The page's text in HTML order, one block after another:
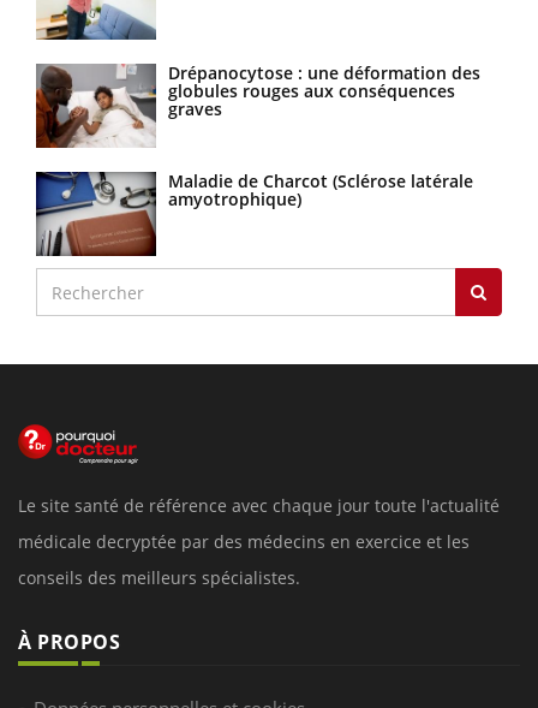
Drépanocytose : une déformation des
globules rouges aux conséquences
graves
Maladie de Charcot (Sclérose latérale
amyotrophique)
Le site santé de référence avec chaque jour toute l'actualité
médicale decryptée par des médecins en exercice et les
conseils des meilleurs spécialistes.
À PROPOS